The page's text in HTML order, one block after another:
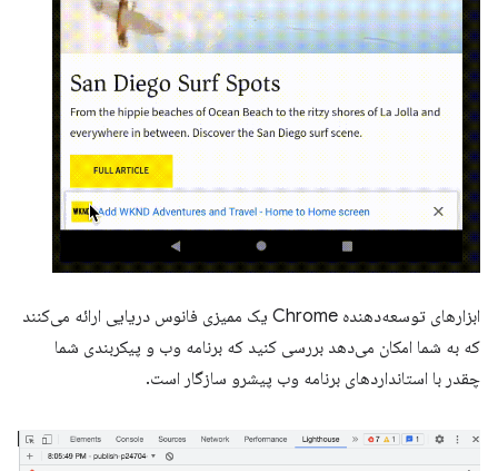
ابزارهای توسعه‌دهنده Chrome یک ممیزی فانوس دریایی ارائه می‌کنند
که به شما امکان می‌دهد بررسی کنید که برنامه وب و پیکربندی شما
چقدر با استانداردهای برنامه وب پیشرو سازگار است.